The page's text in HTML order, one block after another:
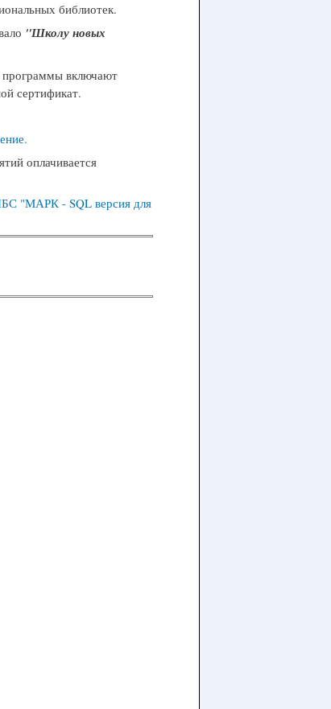
библиотек.
"Школу новых
программы включают
сертификат.
оплачивается
"МАРК - SQL версия для